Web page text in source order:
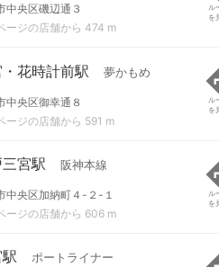
中央区磯辺通３
ージの店舗から 474 m
ル
を
花時計前駅 夢かもめ
中央区御幸通８
ージの店舗から 591 m
ル
を
宮駅 阪神本線
中央区加納町４-２-１
ージの店舗から 606 m
ル
を
ポートライナー